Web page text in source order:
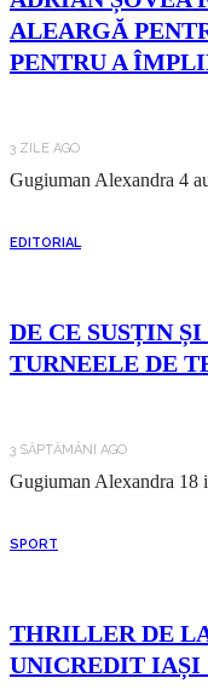
ALEARGĂ
PENTRU A
3 ZILE AGO
Gugiuman Alexandra 4
EDITORIAL
DE CE SUSȚIN
TURNEELE DE
3 SĂPTĂMÂNI AGO
Gugiuman Alexandra 18
SPORT
THRILLER DE
UNICREDIT IAȘI